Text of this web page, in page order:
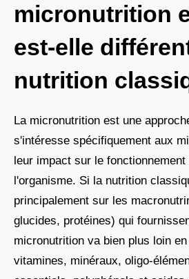
micronutrition
est-elle
nutrition
La micronutrition est une
s'intéresse spécifiquement aux
leur impact sur le fonctionnement
l'organisme. Si la nutrition
principalement sur les
glucides, protéines) qui
micronutrition va bien plus loin
vitamines, minéraux, oligo-